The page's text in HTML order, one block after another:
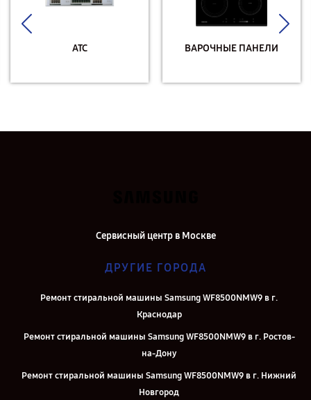
АТС ВАРОЧНЫЕ ПАНЕЛИ
Сервисный центр в Москве
ДРУГИЕ ГОРОДА
Ремонт стиральной машины Samsung WF8500NMW9 в г.
Краснодар
Ремонт стиральной машины Samsung WF8500NMW9 в г. Ростов-
на-Дону
Ремонт стиральной машины Samsung WF8500NMW9 в г. Нижний
Новгород